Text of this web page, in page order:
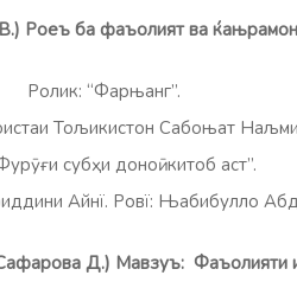
Роеъ ба фаъолият ва
“Фарњанг”.
Тољикистон Сабоњат
субҳи доноӣ китоб аст”.
Айнї. Ровї: Њабибулло
Д.) Мавзуъ: Фаъолияти